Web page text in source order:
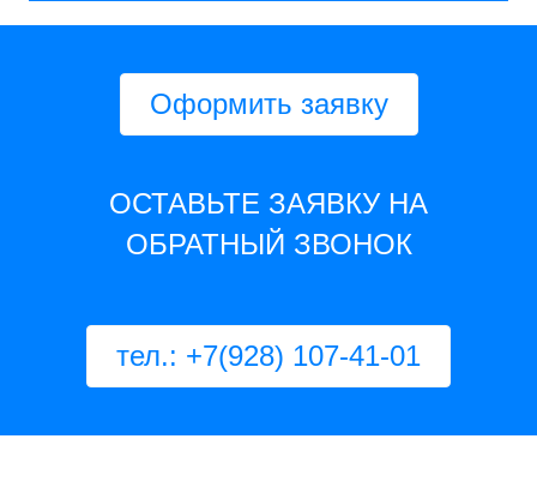
Оформить заявку
ОСТАВЬТЕ ЗАЯВКУ НА
ОБРАТНЫЙ ЗВОНОК
тел.: +7(928) 107-41-01